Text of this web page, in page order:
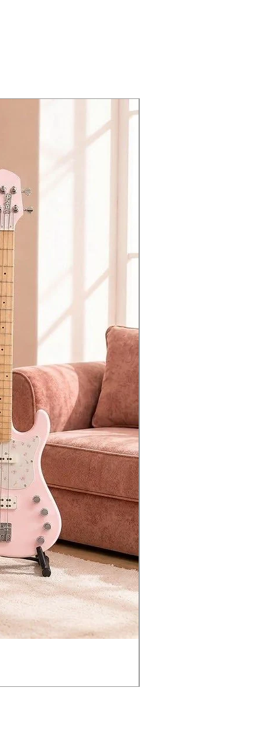
allowing for long practice
end vintage look that exceeds its
的摇滚失真音色，足以驾驭几乎
到酸痛。
ก (Slim C) ทำให้คนมือเล็กจับ